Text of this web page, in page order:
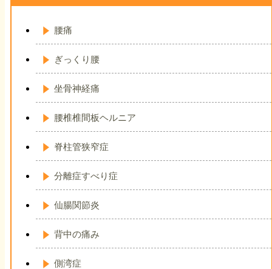
腰痛
ぎっくり腰
坐骨神経痛
腰椎椎間板ヘルニア
脊柱管狭窄症
分離症すべり症
仙腸関節炎
背中の痛み
側湾症